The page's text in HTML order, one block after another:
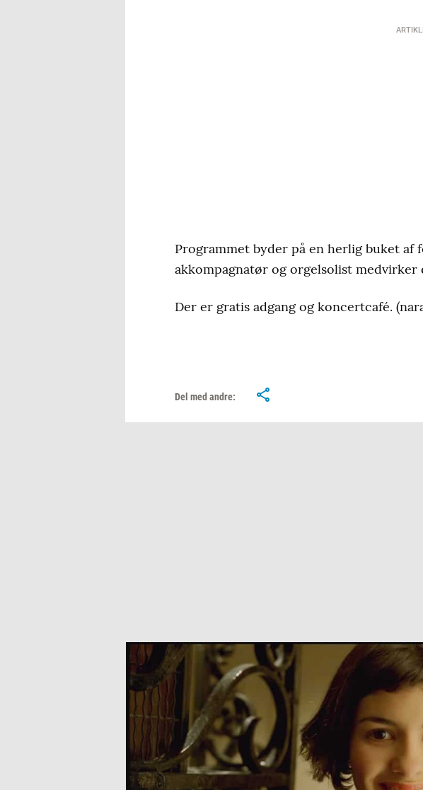
Programmet byder på en herlig buket af
akkompagnatør og orgelsolist medvirker
Der er gratis adgang og koncertcafé.
Del med andre: